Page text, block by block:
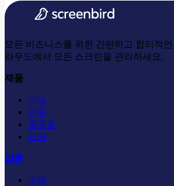
모든 비즈니스를 위한 간편하고 합리적
라우드에서 모든 스크린을 관리하세요.
제품
기능
연동
플랫폼
요금
업종
소매